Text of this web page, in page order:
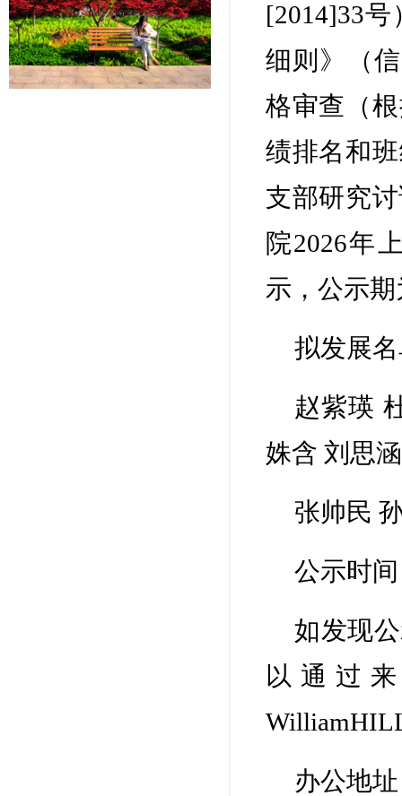
[2014]33
细则》（
格审查（
绩排名和
支部研究
院2026年
示，公示
拟发展
赵紫瑛
姝含 刘思涵
张帅民
公示时
如发现
以通过
办公地